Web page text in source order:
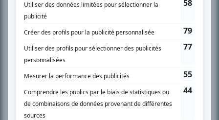
SUR LE RÉSEAU BIZZ MÉDIA
PLAN DU SITE
Accueil
Liste des oeuvres